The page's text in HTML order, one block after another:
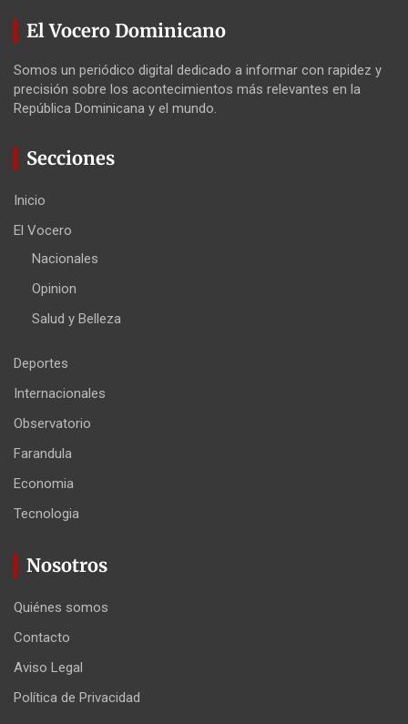
El Vocero Dominicano
Somos un periódico digital dedicado a informar con rapidez y
precisión sobre los acontecimientos más relevantes en la
República Dominicana y el mundo.
Secciones
Inicio
El Vocero
Nacionales
Opinion
Salud y Belleza
Deportes
Internacionales
Observatorio
Farandula
Economia
Tecnologia
Nosotros
Quiénes somos
Contacto
Aviso Legal
Política de Privacidad